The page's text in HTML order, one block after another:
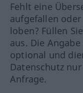
Fehlt eine
aufgefallen
loben? Füllen
aus. Die
optional und
Datenschutz
Anfrage.